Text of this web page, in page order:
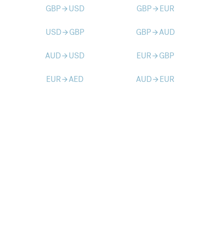
GBParrow_forward USD GBParrow_forward EUR
USDarrow_forward GBP GBParrow_forwardAUD
AUDarrow_forward USD EURarrow_forward GBP
EURarrow_forwardAED AUDarrow_forward EUR